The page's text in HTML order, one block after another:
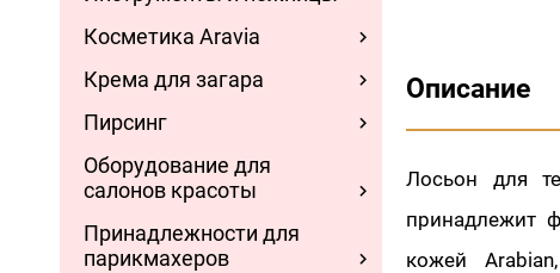
Косметика Aravia
Крема для загара
Пирсинг
Оборудование для
салонов красоты
Принадлежности для
парикмахеров
Описание
Лосьон для
принадлежит
кожей